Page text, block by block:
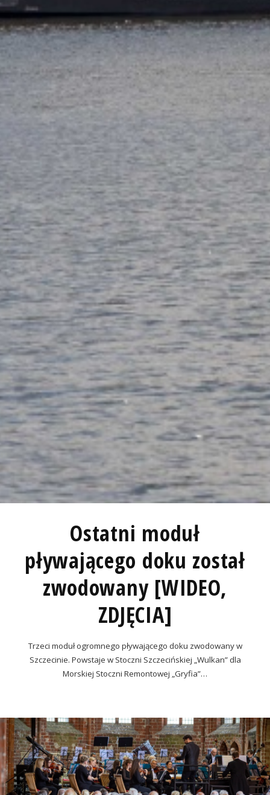
Ostatni moduł
pływającego doku został
zwodowany [WIDEO,
ZDJĘCIA]
Trzeci moduł ogromnego pływającego doku zwodowany w
Szczecinie. Powstaje w Stoczni Szczecińskiej „Wulkan” dla
Morskiej Stoczni Remontowej „Gryfia”…